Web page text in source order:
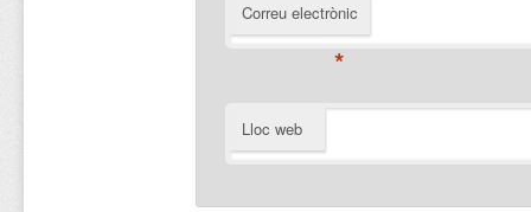
Correu electrònic
*
Lloc web